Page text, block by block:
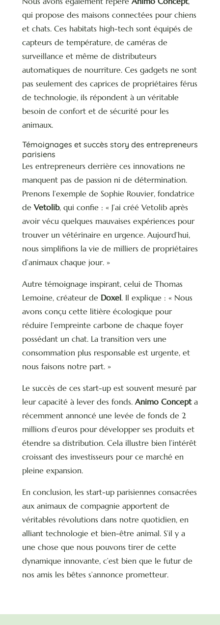
qui propose des maisons connectées pour chiens
et chats. Ces habitats high-tech sont équipés de
capteurs de température, de caméras de
surveillance et même de distributeurs
automatiques de nourriture. Ces gadgets ne sont
pas seulement des caprices de propriétaires férus
de technologie, ils répondent à un véritable
besoin de confort et de sécurité pour les
animaux.
Témoignages et succès story des entrepreneurs
parisiens
Les entrepreneurs derrière ces innovations ne
manquent pas de passion ni de détermination.
Prenons l’exemple de Sophie Rouvier, fondatrice
deVetolib, qui confie : « J’ai créé Vetolib après
avoir vécu quelques mauvaises expériences pour
trouver un vétérinaire en urgence. Aujourd’hui,
nous simplifions la vie de milliers de propriétaires
d’animaux chaque jour. »
Autre témoignage inspirant, celui de Thomas
Lemoine, créateur de Doxel. Il explique : « Nous
avons conçu cette litière écologique pour
réduire l’empreinte carbone de chaque foyer
possédant un chat. La transition vers une
consommation plus responsable est urgente, et
nous faisons notre part. »
Le succès de ces start-up est souvent mesuré par
leur capacité à lever des fonds. Animo Concepta
récemment annoncé une levée de fonds de 2
millions d’euros pour développer ses produits et
étendre sa distribution. Cela illustre bien l’intérêt
croissant des investisseurs pour ce marché en
pleine expansion.
En conclusion, les start-up parisiennes consacrées
aux animaux de compagnie apportent de
véritables révolutions dans notre quotidien, en
alliant technologie et bien-être animal. S’il y a
une chose que nous pouvons tirer de cette
dynamique innovante, c’est bien que le futur de
nos amis les bêtes s’annonce prometteur.